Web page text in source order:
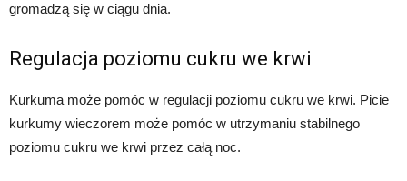
gromadzą się w ciągu dnia.
Regulacja poziomu cukru we krwi
Kurkuma może pomóc w regulacji poziomu cukru we krwi. Picie
kurkumy wieczorem może pomóc w utrzymaniu stabilnego
poziomu cukru we krwi przez całą noc.